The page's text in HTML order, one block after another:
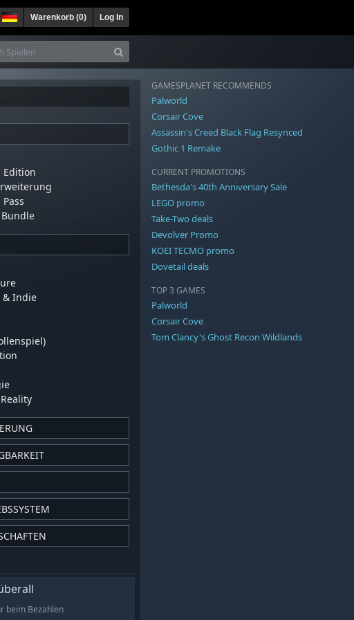
Warenkorb (0) Log In
Edition
& Indie
beim Bezahlen
GAMESPLANET RECOMMENDS
Palworld
Corsair Cove
Assassin's Creed Black Flag Resynced
Gothic 1 Remake
CURRENT PROMOTIONS
Bethesda's 40th Anniversary Sale
LEGO promo
Take-Two deals
Devolver Promo
KOEI TECMO promo
Dovetail deals
TOP 3 GAMES
Palworld
Corsair Cove
Tom Clancy's Ghost Recon Wildlands